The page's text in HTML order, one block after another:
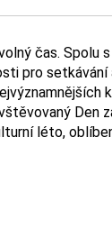
čas.
pro
léto,